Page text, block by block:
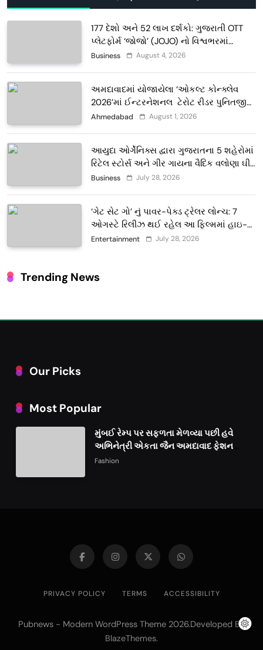
177 દેશો અને 52 લાખ દર્શકો: ગુજરાતી OTT
પ્લેટફોર્મ ‘જોજો’ (JOJO) નો વિશ્વભરમાં
દબદબો
Business August 4, 2026
અમદાવાદમાં યોજાયેલા ‘ઓકલ્ટ કોન્ક્લેવ
2026’માં ઈન્ટરનેશનલ ટેરોટ રીડર પુનિતજી
લુલ્લા એ ટેરોટ કાર્ડ રીડિંગ અંગે માહિતી આપી
Ahmedabad August 1, 2026
આયુદા ઓર્ગેનિક્સ દ્વારા ગુજરાતના 5 શહેરોમાં
રિટેલ સ્ટોર્સ અને ગીર ગાયના વૈદિક વલોણા ઘી-
દૂધની શુદ્ધ સેવાઓ સાથે વ્યાપક વિસ્તરણ
Business July 28, 2026
‘ગેટ સેટ ગો’ નું પાવર-પેક્ડ ટ્રેલર લોન્ચ: 7
ઓગસ્ટે રિલીઝ થઈ રહેલ આ ફિલ્મમાં હાઇ-
ટેક VFX જોવા મળશે
Entertainment July 28, 2026
Trending News
Our Picks
Most Popular
મુંબઈ રેમ્પ પર સફળતા મેળવ્યા પછી હવે
અભિનેત્રી એકતા જૈન અમદાવાદ ફેશન
વીકમાં પોતાની પ્રતિભા પ્રદર્શિત કરશે
Fashion
PRIVACY POLICY TERMS ACCESSIBILITY
Pubnews - Modern WordPress Theme 2026.Developed By
BlazeThemes.